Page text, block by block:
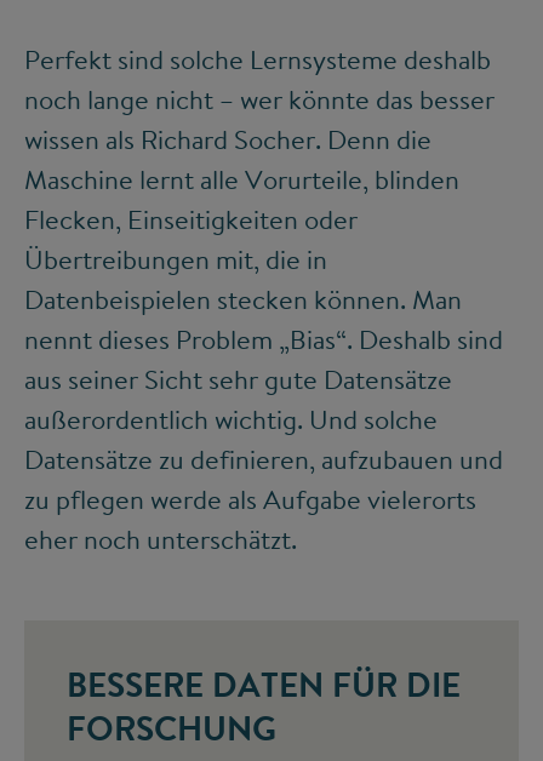
Perfekt sind solche Lernsysteme deshalb
noch lange nicht – wer könnte das besser
wissen als Richard Socher. Denn die
Maschine lernt alle Vorurteile, blinden
Flecken, Einseitigkeiten oder
Übertreibungen mit, die in
Datenbeispielen stecken können. Man
nennt dieses Problem „Bias“. Deshalb sind
aus seiner Sicht sehr gute Datensätze
außerordentlich wichtig. Und solche
Datensätze zu definieren, aufzubauen und
zu pflegen werde als Aufgabe vielerorts
eher noch unterschätzt.
BESSERE DATEN FÜR DIE
FORSCHUNG